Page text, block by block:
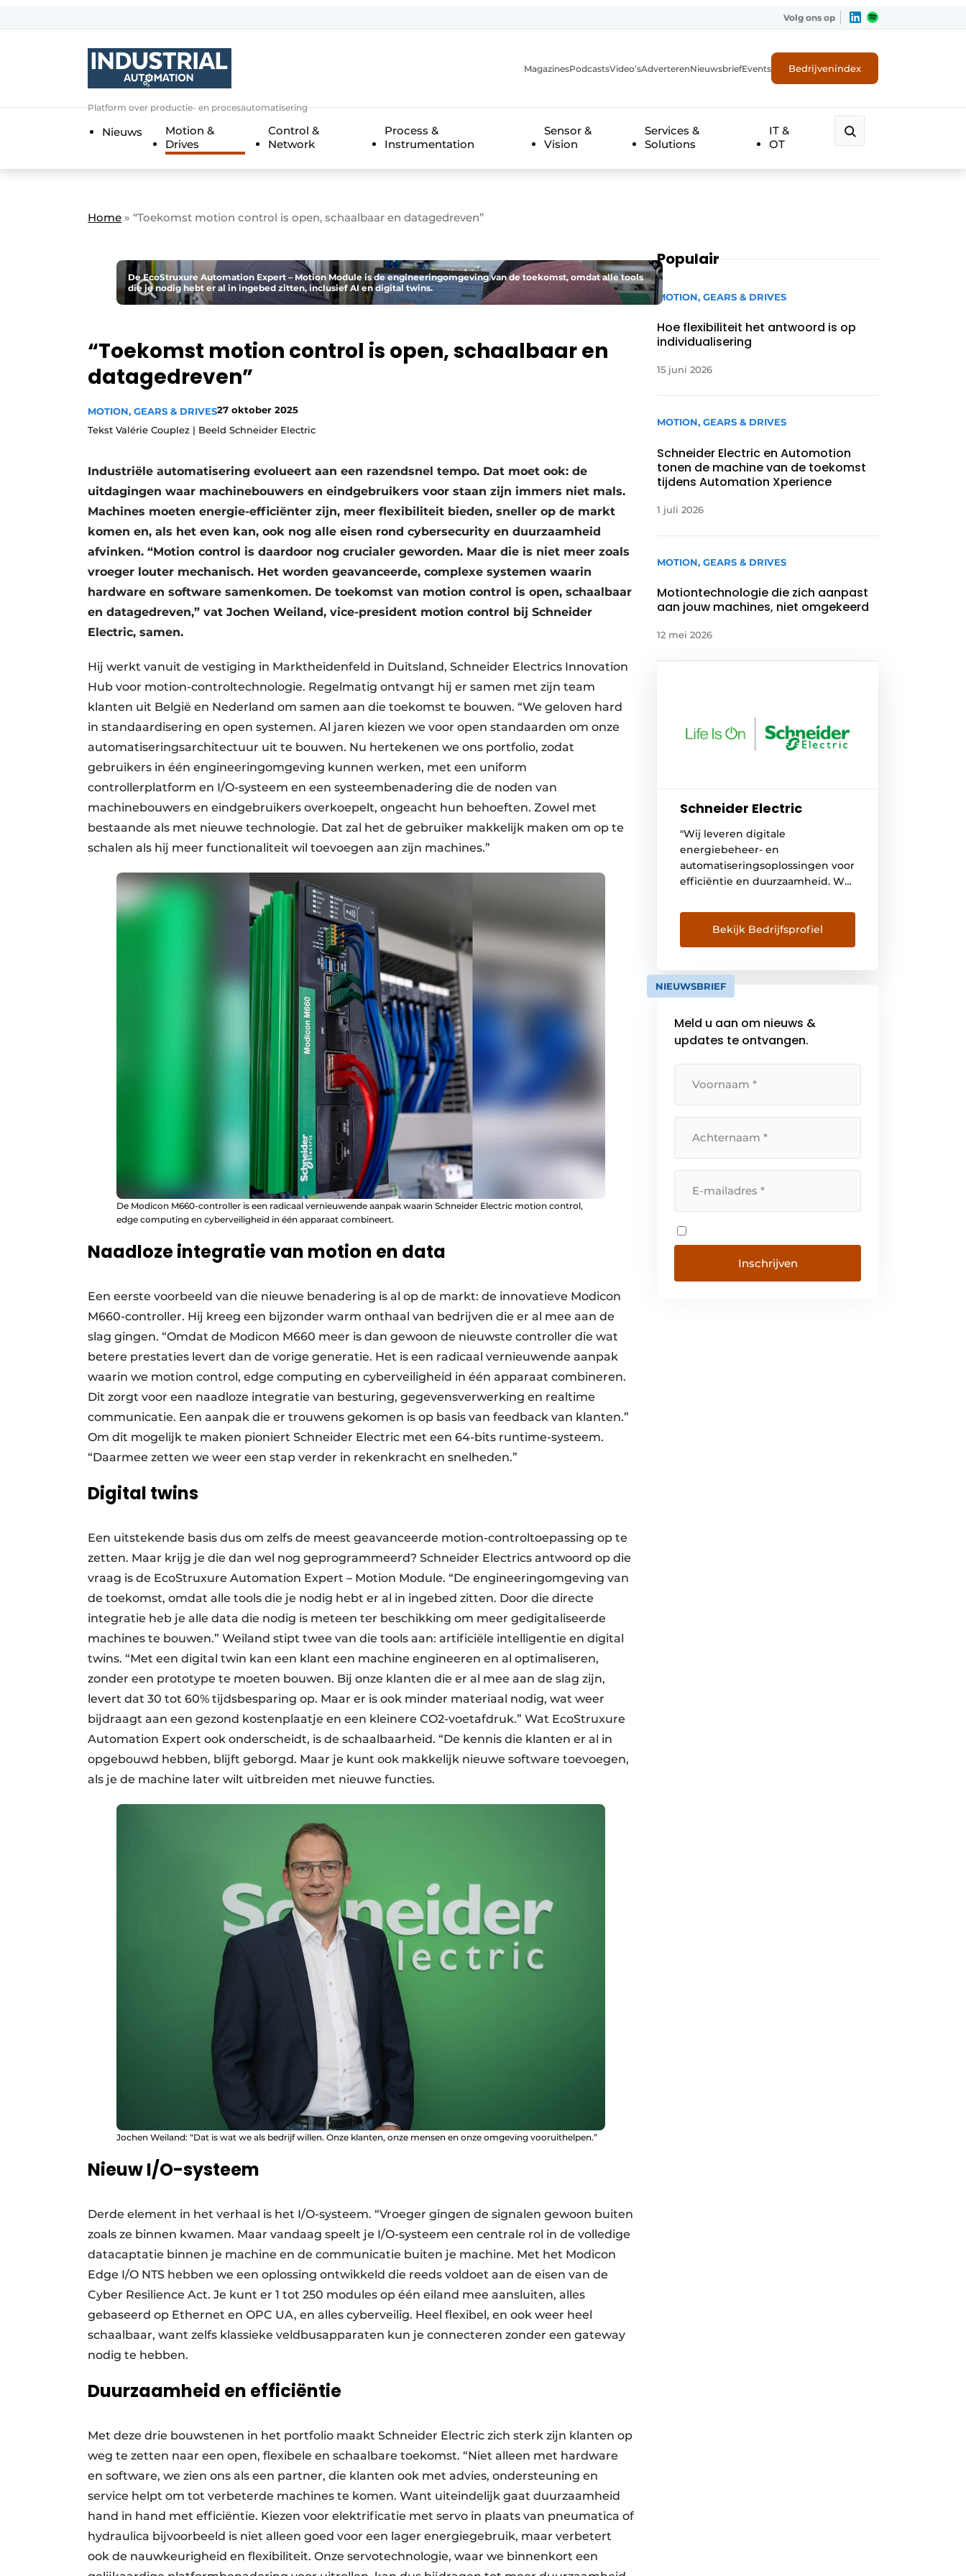
Algemene voorwaarden
Contact
Direct contact
Evenement aanmelden
Meest gelezen
Nieuwsbrief
Vacature aanmelden
Vacatures
Video’s
Volg ons op
Platform over productie- en procesautomatisering
MagazinesPodcastsVideo’sAdverterenNieuwsbriefEvents Bedrijvenindex
Nieuws
Motion &
Drives
Control &
Network
Process &
Instrumentation
Sensor &
Vision
Services &
Solutions
IT &
OT
Home » “Toekomst motion control is open, schaalbaar en datagedreven”
De EcoStruxure Automation Expert – Motion Module is de engineeringomgeving van de toekomst, omdat alle tools
die je nodig hebt er al in ingebed zitten, inclusief AI en digital twins.
“Toekomst motion control is open, schaalbaar en
datagedreven”
MOTION, GEARS & DRIVES27 oktober 2025
Tekst Valérie Couplez | Beeld Schneider Electric
Industriële automatisering evolueert aan een razendsnel tempo. Dat moet ook: de
uitdagingen waar machinebouwers en eindgebruikers voor staan zijn immers niet mals.
Machines moeten energie-efficiënter zijn, meer flexibiliteit bieden, sneller op de markt
komen en, als het even kan, ook nog alle eisen rond cybersecurity en duurzaamheid
afvinken. “Motion control is daardoor nog crucialer geworden. Maar die is niet meer zoals
vroeger louter mechanisch. Het worden geavanceerde, complexe systemen waarin
hardware en software samenkomen. De toekomst van motion control is open, schaalbaar
en datagedreven,” vat Jochen Weiland, vice-president motion control bij Schneider
Electric, samen.
Hij werkt vanuit de vestiging in Marktheidenfeld in Duitsland, Schneider Electrics Innovation
Hub voor motion-controltechnologie. Regelmatig ontvangt hij er samen met zijn team
klanten uit België en Nederland om samen aan die toekomst te bouwen. “We geloven hard
in standaardisering en open systemen. Al jaren kiezen we voor open standaarden om onze
automatiseringsarchitectuur uit te bouwen. Nu hertekenen we ons portfolio, zodat
gebruikers in één engineeringomgeving kunnen werken, met een uniform
controllerplatform en I/O-systeem en een systeembenadering die de noden van
machinebouwers en eindgebruikers overkoepelt, ongeacht hun behoeften. Zowel met
bestaande als met nieuwe technologie. Dat zal het de gebruiker makkelijk maken om op te
schalen als hij meer functionaliteit wil toevoegen aan zijn machines.”
De Modicon M660-controller is een radicaal vernieuwende aanpak waarin Schneider Electric motion control,
edge computing en cyberveiligheid in één apparaat combineert.
Naadloze integratie van motion en data
Een eerste voorbeeld van die nieuwe benadering is al op de markt: de innovatieve Modicon
M660-controller. Hij kreeg een bijzonder warm onthaal van bedrijven die er al mee aan de
slag gingen. “Omdat de Modicon M660 meer is dan gewoon de nieuwste controller die wat
betere prestaties levert dan de vorige generatie. Het is een radicaal vernieuwende aanpak
waarin we motion control, edge computing en cyberveilig­heid in één apparaat combineren.
Dit zorgt voor een naadloze integratie van besturing, gegevensverwerking en realtime
communicatie. Een aanpak die er trouwens gekomen is op basis van feedback van klanten.”
Om dit mogelijk te maken pioniert Schneider Electric met een 64-bits runtime-systeem.
“Daarmee zetten we weer een stap verder in rekenkracht en snelheden.”
Digital twins
Een uitstekende basis dus om zelfs de meest geavanceerde motion-controltoepassing op te
zetten. Maar krijg je die dan wel nog geprogrammeerd? Schneider Electrics antwoord op die
vraag is de EcoStruxure Automation Expert – Motion Module. “De engineeringomgeving van
de toekomst, omdat alle tools die je nodig hebt er al in ingebed zitten. Door die directe
integratie heb je alle data die nodig is meteen ter beschikking om meer gedigitaliseerde
machines te bouwen.” Weiland stipt twee van die tools aan: artificiële intelligentie en digital
twins. “Met een digital twin kan een klant een machine engineeren en al optimaliseren,
zonder een prototype te moeten bouwen. Bij onze klanten die er al mee aan de slag zijn,
levert dat 30 tot 60% tijdsbesparing op. Maar er is ook minder materiaal nodig, wat weer
bijdraagt aan een gezond kostenplaatje en een kleinere CO2-voetafdruk.” Wat EcoStruxure
Automation Expert ook onderscheidt, is de schaalbaarheid. “De kennis die klanten er al in
opgebouwd hebben, blijft geborgd. Maar je kunt ook makkelijk nieuwe software toevoegen,
als je de machine later wilt uitbreiden met nieuwe functies.
Jochen Weiland: “Dat is wat we als bedrijf willen. Onze klanten, onze mensen en onze omgeving vooruithelpen.”
Nieuw I/O-systeem
Derde element in het verhaal is het I/O-systeem. “Vroeger gingen de signalen gewoon buiten
zoals ze binnen kwamen. Maar vandaag speelt je I/O-systeem een centrale rol in de volledige
datacaptatie binnen je machine en de communicatie buiten je machine. Met het Modicon
Edge I/O NTS hebben we een oplossing ontwikkeld die reeds voldoet aan de eisen van de
Cyber Resilience Act. Je kunt er 1 tot 250 modules op één eiland mee aansluiten, alles
gebaseerd op Ethernet en OPC UA, en alles cyberveilig. Heel flexibel, en ook weer heel
schaalbaar, want zelfs klassieke veldbusapparaten kun je connecteren zonder een gateway
nodig te hebben.
Duurzaamheid en efficiëntie
Met deze drie bouwstenen in het portfolio maakt Schneider Electric zich sterk zijn klanten op
weg te zetten naar een open, flexibele en schaalbare toekomst. “Niet alleen met hardware
en software, we zien ons als een partner, die klanten ook met advies, ondersteuning en
service helpt om tot verbeterde machines te komen. Want uiteindelijk gaat duurzaamheid
hand in hand met efficiëntie. Kiezen voor elektrificatie met servo in plaats van pneumatica of
hydraulica bijvoorbeeld is niet alleen goed voor een lager energiegebruik, maar verbetert
ook de nauwkeurigheid en flexibiliteit. Onze servotechnologie, waar we binnenkort een
Populair
MOTION, GEARS & DRIVES
Hoe flexibiliteit het antwoord is op
individualisering
15 juni 2026
MOTION, GEARS & DRIVES
Schneider Electric en Automotion
tonen de machine van de toekomst
tijdens Automation Xperience
1 juli 2026
MOTION, GEARS & DRIVES
Motiontechnologie die zich aanpast
aan jouw machines, niet omgekeerd
12 mei 2026
Schneider Electric
"Wij leveren digitale
energiebeheer- en
automatiseringsoplossingen voor
efficiëntie en duurzaamheid. We
optimaal gebruik te maken van
hun energie en middelen, zodat
'Life Is On' altijd en overal geldt
Bekijk Bedrijfsprofiel
NIEUWSBRIEF
Meld u aan om nieuws &
updates te ontvangen.